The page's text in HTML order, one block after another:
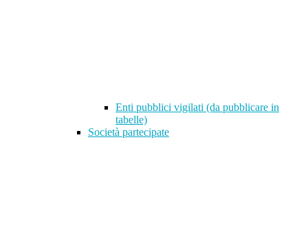
Enti pubblici vigilati (da pubblicare in
tabelle)
Società partecipate